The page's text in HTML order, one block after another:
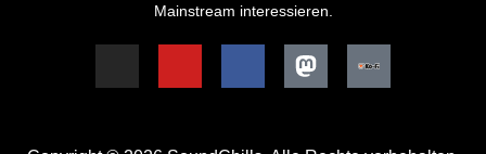
Mainstream interessieren.